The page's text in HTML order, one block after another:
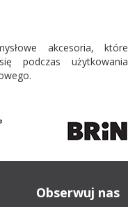
akcesoria, które
podczas użytkowania
Obserwuj nas